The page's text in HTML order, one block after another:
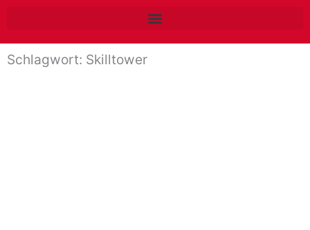
springen
Schlagwort: Skilltower